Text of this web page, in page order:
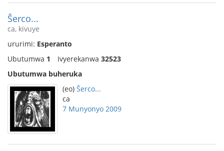
Ŝerco...
ca, kivuye
ururimi: Esperanto
Ubutumwa 1 Ivyerekanwa 32523
Ubutumwa buheruka
(eo) Ŝerco...
ca
7 Munyonyo 2009